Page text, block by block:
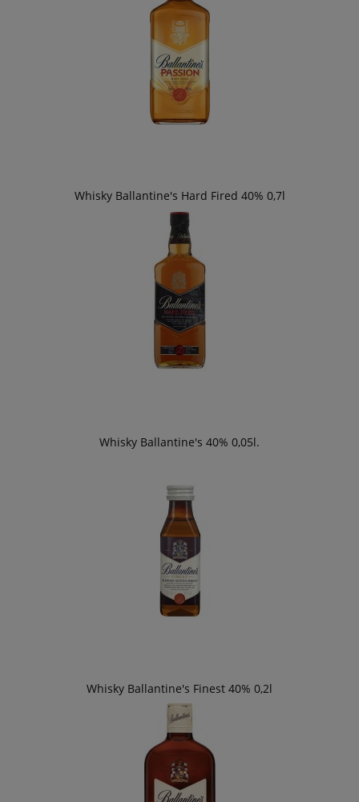
Whisky Ballantine's Hard Fired 40% 0,7l
Whisky Ballantine's 40% 0,05l.
Whisky Ballantine's Finest 40% 0,2l